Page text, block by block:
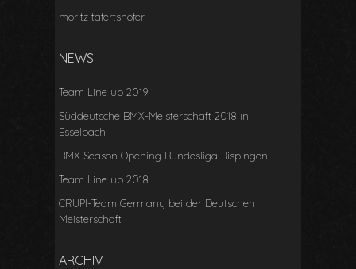
moritz tafertshofer
NEWS
Team Line up 2019
Süddeutsche BMX-Meisterschaft 2018 in
Esselbach
BMX Season Opening Bundesliga Bispingen
Team Line up 2018
CRUPI-Team Germany bei der Deutschen
Meisterschaft
ARCHIV